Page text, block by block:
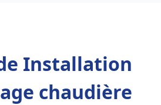
Installation
chaudière